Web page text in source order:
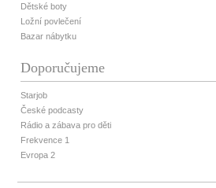
Dětské boty
Ložní povlečení
Bazar nábytku
Doporučujeme
Starjob
České podcasty
Rádio a zábava pro děti
Frekvence 1
Evropa 2